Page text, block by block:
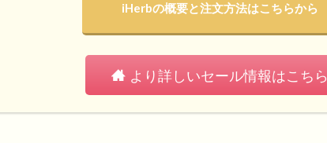
iHerbの概要と注文方法はこちらから
より詳しいセール情報はこちら